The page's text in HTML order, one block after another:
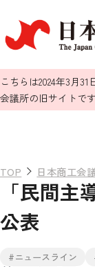
こちらは2024年3月
会議所の旧サイトです
TOP 日本商工会
「民間
公表
#ニュースライン